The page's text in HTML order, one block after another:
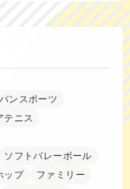
ンスポーツ
テニス
ソフトバレーボール
ップ
ファミリー